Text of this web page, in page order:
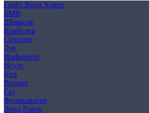
Грейт Волл Ховер
БМВ
Шевроле
Крайслер
Ситроен
Дэу
Инфинити
Исузу
Киа
Вольво
Газ
Фольксваген
Ленд Ровер